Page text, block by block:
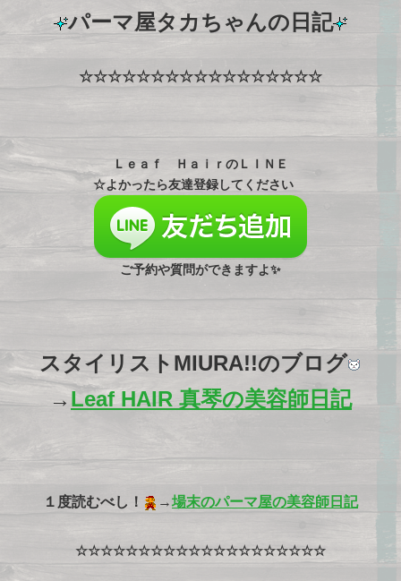
パーマ屋タカちゃんの日記
☆☆☆☆☆☆☆☆☆☆☆☆☆☆☆☆☆
Ｌｅａｆ ＨａｉｒのＬＩＮＥ
☆よかったら友達登録してください
ご予約や質問ができますよ✨
スタイリストMIURA!!のブログ
→Leaf HAIR 真琴の美容師日記
１度読むべし！ →場末のパーマ屋の美容師日記
☆☆☆☆☆☆☆☆☆☆☆☆☆☆☆☆☆☆☆☆